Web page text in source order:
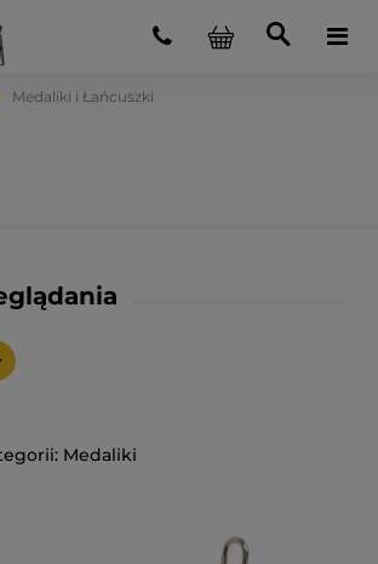
Medaliki i Łańcuszki
Medaliki